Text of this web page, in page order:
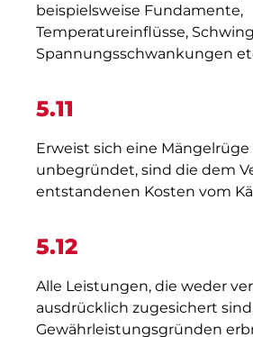
beispielsweise Fundamente,
Temperatureinflüsse,
Spannungsschwankungen
5.11
Erweist sich eine Mängelrüge
unbegründet, sind die dem
entstandenen Kosten vom
5.12
Alle Leistungen, die weder
ausdrücklich zugesichert
Gewährleistungsgründen